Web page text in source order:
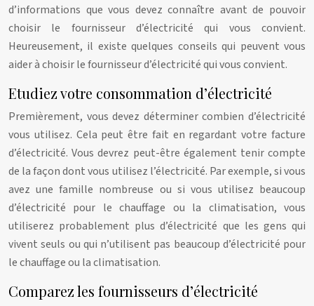
d’informations que vous devez connaître avant de pouvoir
choisir le fournisseur d’électricité qui vous convient.
Heureusement, il existe quelques conseils qui peuvent vous
aider à choisir le fournisseur d’électricité qui vous convient.
Etudiez votre consommation d’électricité
Premièrement, vous devez déterminer combien d’électricité
vous utilisez. Cela peut être fait en regardant votre facture
d’électricité. Vous devrez peut-être également tenir compte
de la façon dont vous utilisez l’électricité. Par exemple, si vous
avez une famille nombreuse ou si vous utilisez beaucoup
d’électricité pour le chauffage ou la climatisation, vous
utiliserez probablement plus d’électricité que les gens qui
vivent seuls ou qui n’utilisent pas beaucoup d’électricité pour
le chauffage ou la climatisation.
Comparez les fournisseurs d’électricité